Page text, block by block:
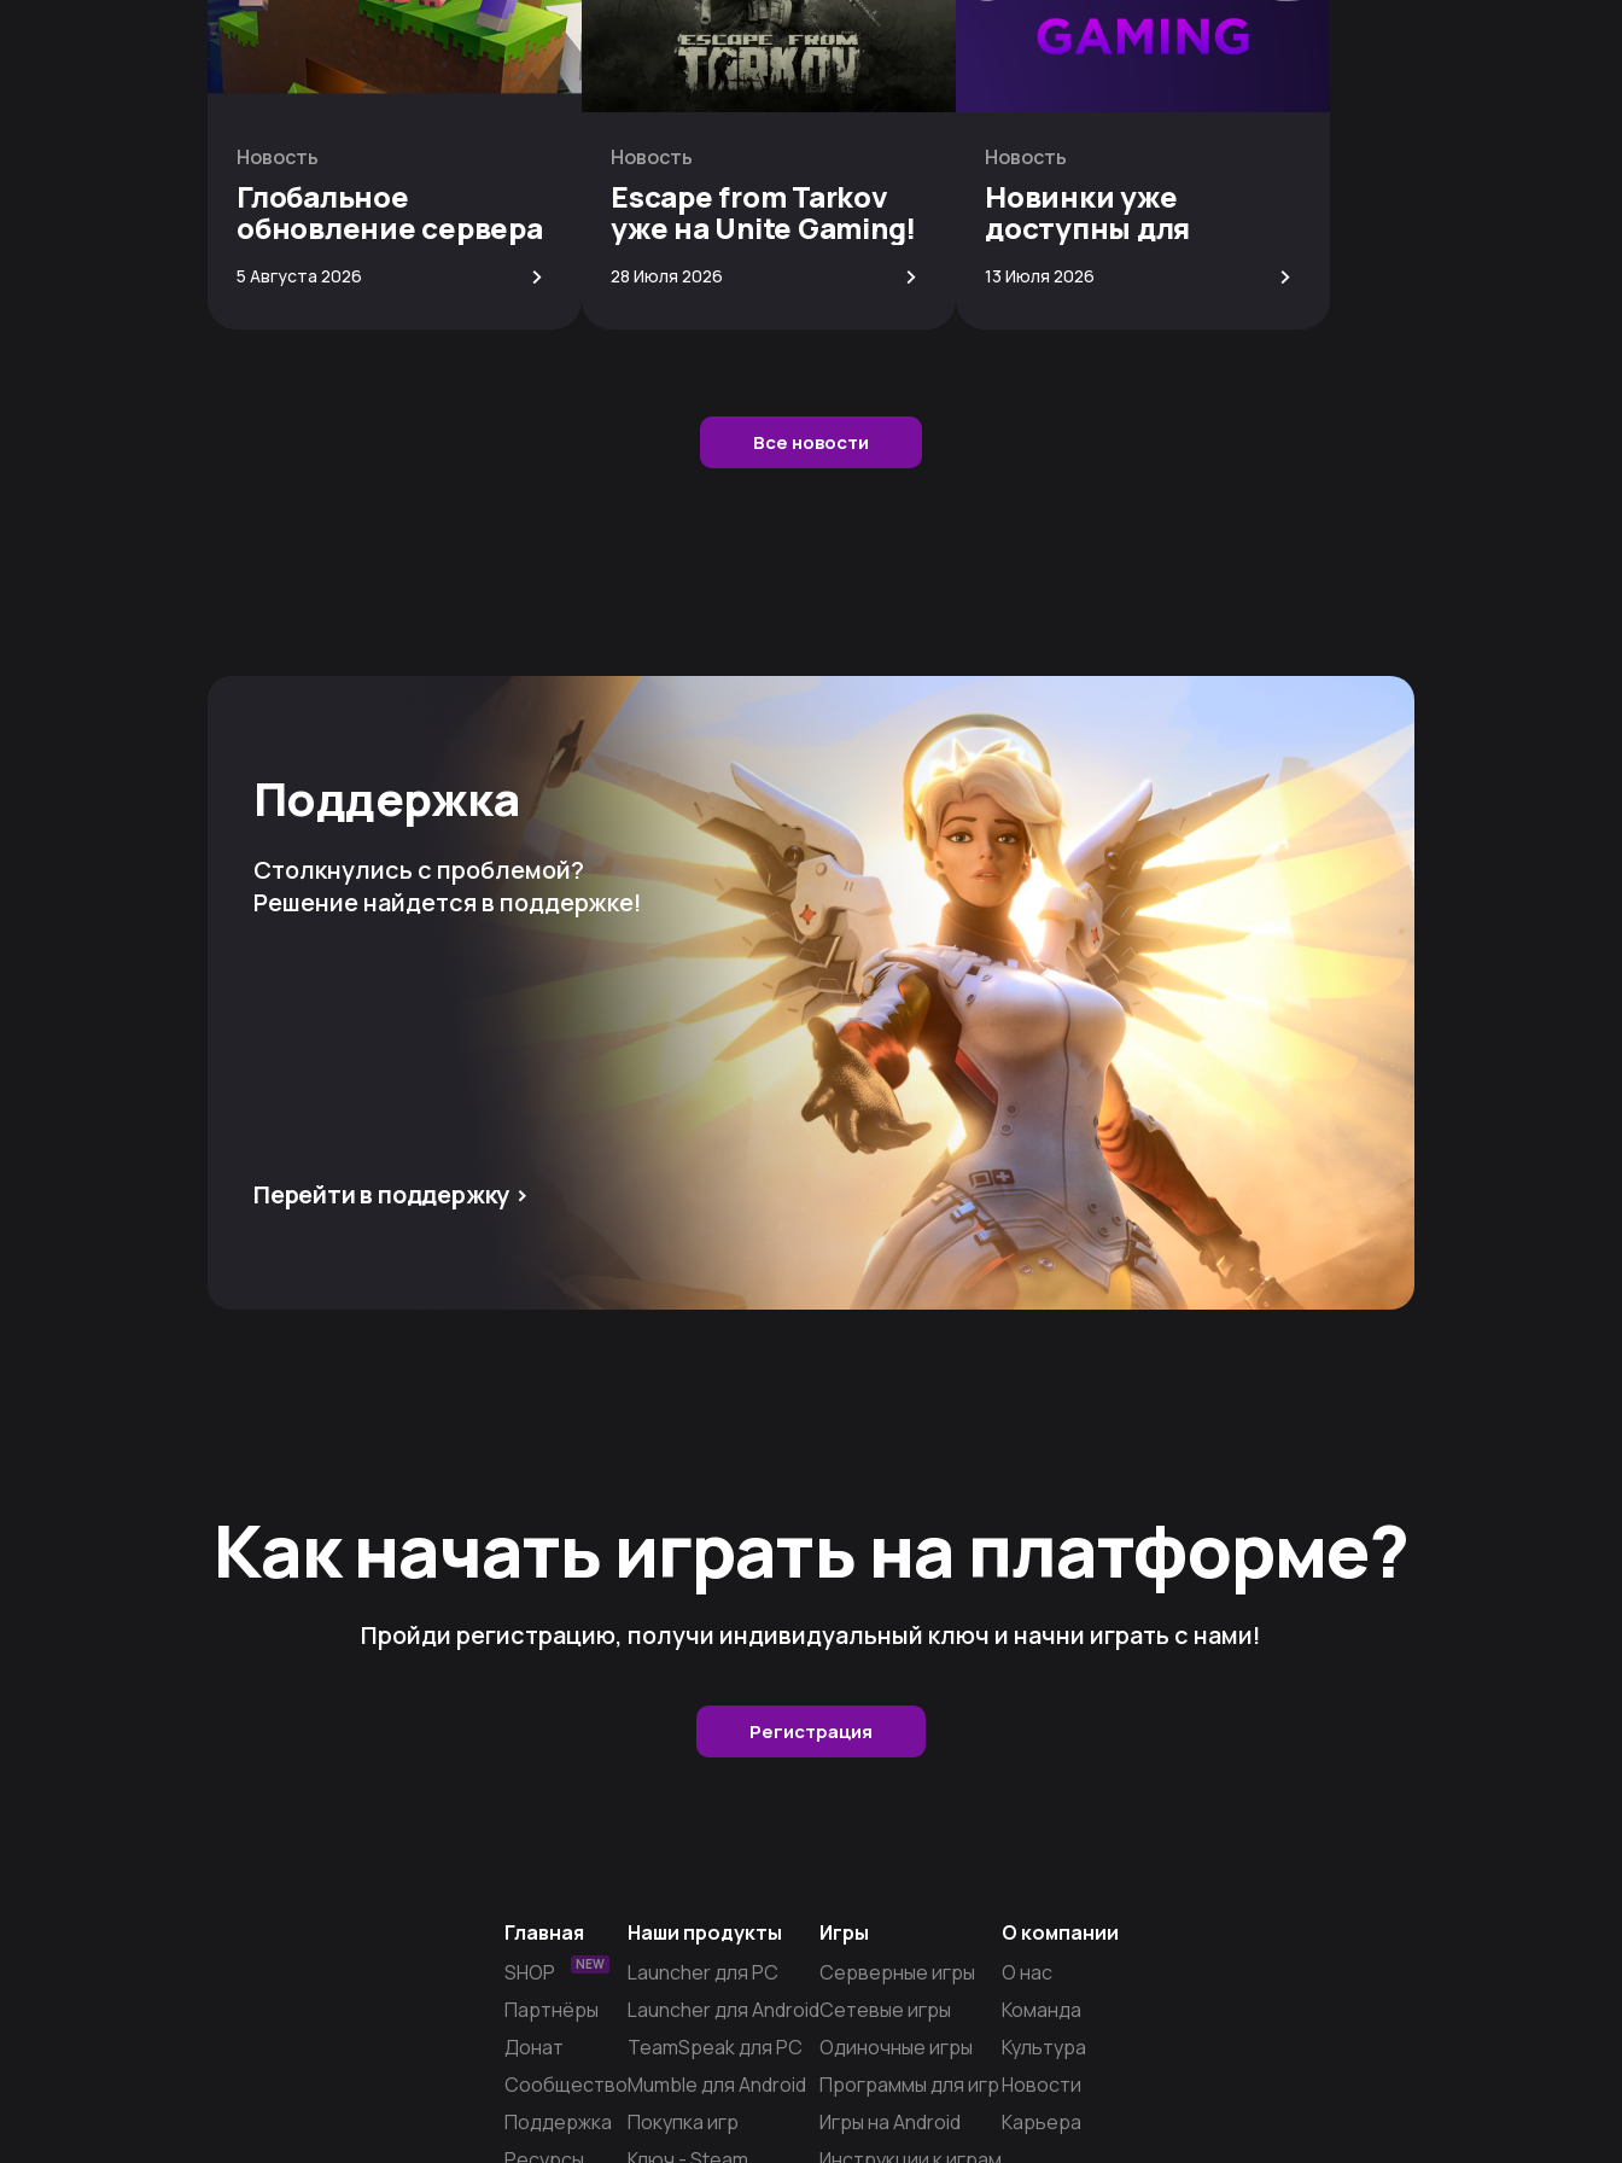
Новость
Глобальное
обновление сервера
5 Августа 2026 >
Новость
Escape from Tarkov
уже на Unite Gaming!
28 Июля 2026 >
Новость
Новинки уже
доступны для
13 Июля 2026 >
Все новости
Поддержка
Столкнулись с проблемой?
Решение найдется в поддержке!
Перейти в поддержку >
Как начать играть на платформе?
Пройди регистрацию, получи индивидуальный ключ и начни играть с нами!
Регистрация
Главная
SHOP
NEW
Партнёры
Донат
Сообщество
Поддержка
Наши продукты
Launcher для PC
Launcher для Android
TeamSpeak для PC
Mumble для Android
Покупка игр
Игры
Серверные игры
Сетевые игры
Одиночные игры
Программы для игр
Игры на Android
О компании
О нас
Команда
Культура
Новости
Карьера